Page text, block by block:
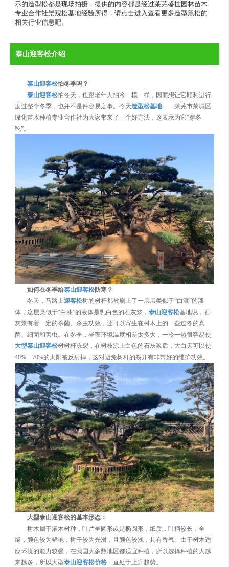
示的造型松都是现场拍摄，提供的内容都是经过莱芜盛世园林苗木
专业合作社景观松基地经验所得，请点击进入查看更多造型黑松的
相关行业信息吧。
泰山迎客松介绍
泰山迎客松怕冬季吗？
泰山迎客松怕冬天，也跟老年人怕冷一模一样，因而想让它顺利进行
度过整个冬季，也并不是件容易之事。今天造型松基地——莱芜市莱城区
绿化苗木种植专业合作社为大家带来了一个好方法，这表示为它“穿冬
靴”。
如何在冬季给泰山迎客松防寒？
冬天，马路上迎客松树的树杆都被刷上了一层层类似于“白漆”的液
体，这层类似于“白漆”的液体是乳白色的石灰浆，泰山迎客松基地说，石
灰浆有着一定的杀菌、杀虫功效，还可以寄生在树木上的一些过冬的真
菌、细菌和害虫。在冬季，昼夜环境温度相差太多大，一冷一热很容易使
大型泰山迎客松树树杆冻裂，在树枝涂上白色的石灰浆后，大白天可以使
40%—70%的太阳被反射掉，这对避免树杆的裂开有非常好的维护功效。
大型泰山迎客松的基本形态：
树木属于灌木树种，叶片呈圆形或是椭圆形，纸质，叶柄较长，全
缘，颜色较为鲜艳，树干较为光滑，且颜色较浅，具有香气。由于树木适
应环境的能力较强，在我国大多数地区都适宜种植，所以选择种植的人越
来越多，所以大型泰山迎客松价格一直处于上升趋势。